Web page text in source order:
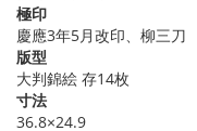
極印
慶應3年5月改印、柳三刀
版型
大判錦絵 存14枚
寸法
36.8×24.9